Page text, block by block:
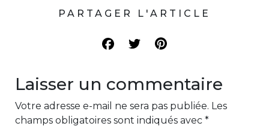
PARTAGER L'ARTICLE
Laisser un commentaire
Votre adresse e-mail ne sera pas publiée. Les
champs obligatoires sont indiqués avec *